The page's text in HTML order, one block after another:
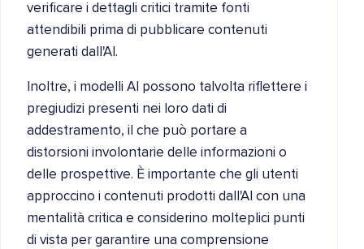
verificare i dettagli critici tramite fonti
attendibili prima di pubblicare contenuti
generati dall'AI.
Inoltre, i modelli AI possono talvolta riflettere i
pregiudizi presenti nei loro dati di
addestramento, il che può portare a
distorsioni involontarie delle informazioni o
delle prospettive. È importante che gli utenti
approccino i contenuti prodotti dall'AI con una
mentalità critica e considerino molteplici punti
di vista per garantire una comprensione